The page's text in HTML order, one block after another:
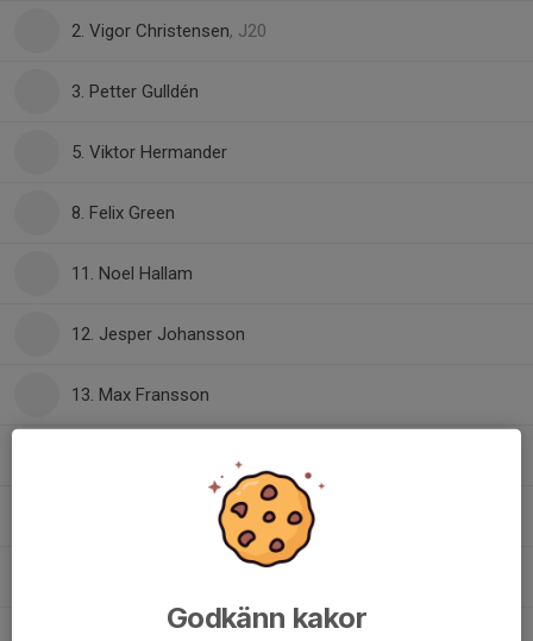
2. Vigor Christensen, J20
3. Petter Gulldén
5. Viktor Hermander
8. Felix Green
11. Noel Hallam
12. Jesper Johansson
13. Max Fransson
15. William Björkman
Godkänn kakor